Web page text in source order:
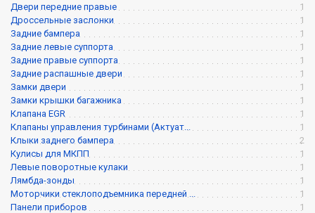
Двери передние правые
1
Дроссельные заслонки
1
Задние бампера
1
Задние левые суппорта
1
Задние правые суппорта
1
Задние распашные двери
1
Замки двери
1
Замки крышки багажника
1
Клапана EGR
1
Клапаны управления турбинами (Актуат...
1
Клыки заднего бампера
2
Кулисы для МКПП
1
Левые поворотные кулаки
1
Лямбда-зонды
1
Моторчики стеклоподъемника передней ...
1
Панели приборов
1